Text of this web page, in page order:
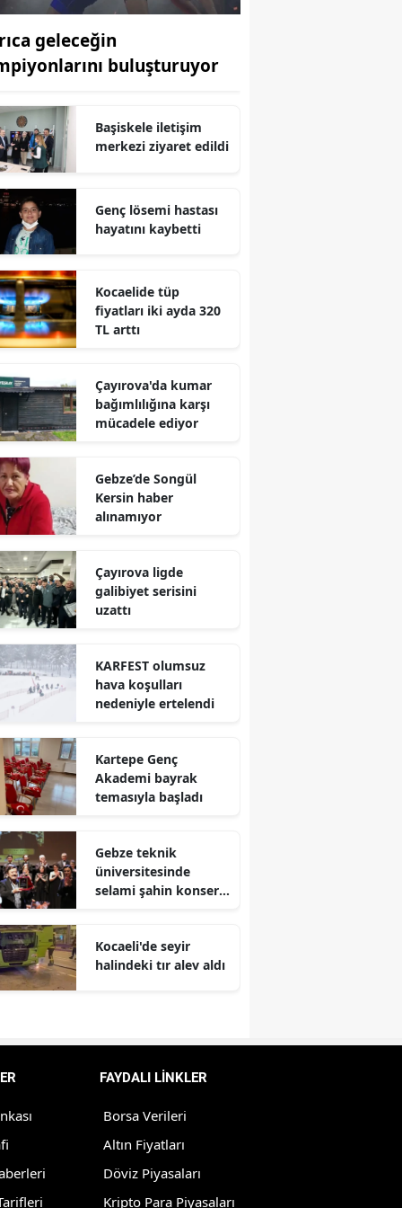
Elazığ
Erzurum
Gaziantep
Hakkari
Isparta
Mersin
İzmir
Kastamonu
Kayseri
Kırşehir
Konya
Kütahya
Manisa
Mardin
Rize
Sakarya
geleceğin
buluşturuyor
Başiskele iletişim
merkezi ziyaret edildi
Genç lösemi hastası
hayatını kaybetti
Kocaelide tüp
fiyatları iki ayda 320
TL arttı
Çayırova'da kumar
bağımlılığına karşı
mücadele ediyor
Gebze’de Songül
Kersin haber
alınamıyor
Çayırova ligde
galibiyet serisini
uzattı
KARFEST olumsuz
hava koşulları
nedeniyle ertelendi
Kartepe Genç
Akademi bayrak
temasıyla başladı
Gebze teknik
üniversitesinde
selami şahin konseri
Kocaeli'de seyir
halindeki tır alev aldı
FAYDALI LİNKLER
Borsa Verileri
Altın Fiyatları
Döviz Piyasaları
Kripto Para Piyasaları